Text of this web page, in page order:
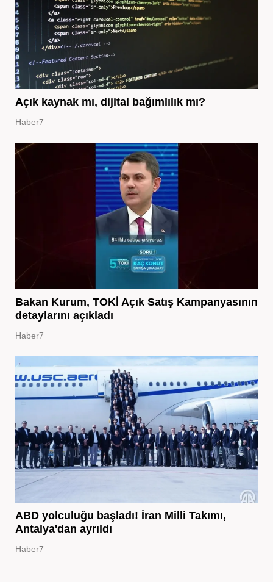
Açık kaynak mı, dijital bağımlılık mı?
Haber7
Bakan Kurum, TOKİ Açık Satış Kampanyasının
detaylarını açıkladı
Haber7
ABD yolculuğu başladı! İran Milli Takımı,
Antalya'dan ayrıldı
Haber7